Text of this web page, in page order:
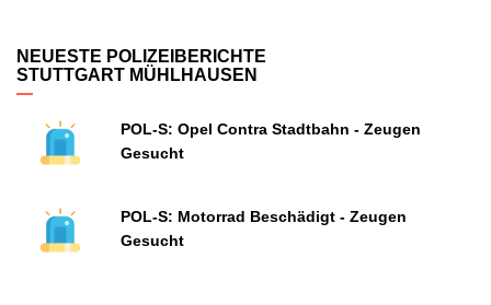
NEUESTE POLIZEIBERICHTE
STUTTGART MÜHLHAUSEN
POL-S: Opel Contra Stadtbahn - Zeugen
Gesucht
POL-S: Motorrad Beschädigt - Zeugen
Gesucht